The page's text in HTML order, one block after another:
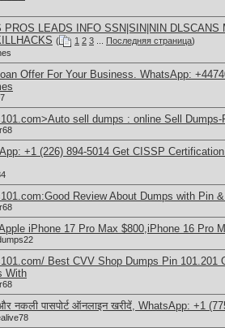
PROS LEADS INFO SSN|SIN|NIN
( 1 2 3 Последняя страница)
Offer For Your Business. WhatsApp:
sell dumps : online Sell
+1 (226) 894-5014​ Get CISSP
Review About Dumps with Pin
iPhone 17 Pro Max $800,iPhone 16 Pro
Best CVV Shop Dumps Pin 101.201
With
नकली पासपोर्ट ऑनलाइन खरीदें, WhatsApp: +1